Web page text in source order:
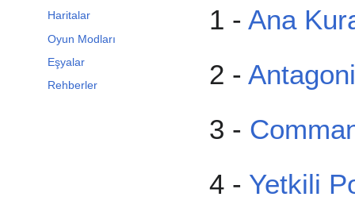
Haritalar
Oyun Modları
Eşyalar
Rehberler
1 - Ana
2 -
3 -
4 - Yetkili